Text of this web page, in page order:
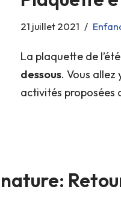
21 juillet 2021
La plaquette de
dessous. Vous
activités proposées